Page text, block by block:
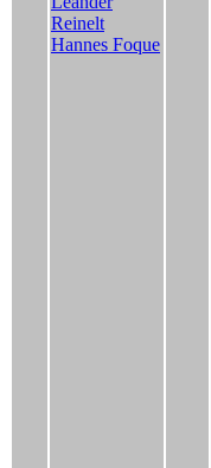
Reinelt
Hannes Foque